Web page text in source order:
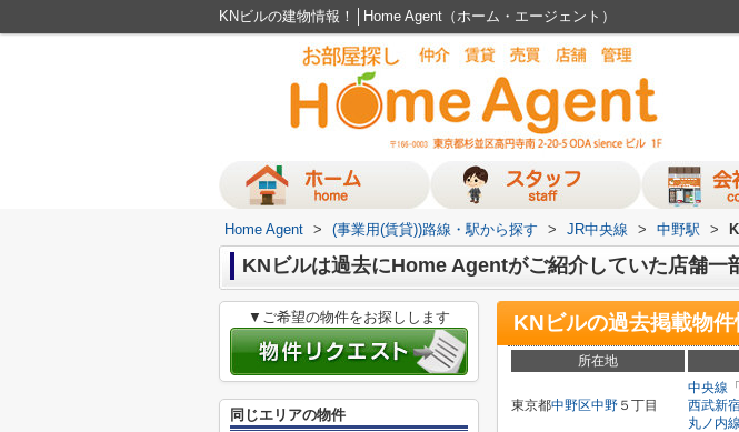
KNビルの建物情報！│Home Agent（ホーム・エージェント）
Home Agent > (事業用(賃貸))路線・駅から探す > JR中央線 > 中野駅 >
KNビルは過去にHome Agentがご紹介していた店舗一
KNビルの過去掲載物件
所在地
東京都中野区中野 ５丁目
中央線 「
西武新
丸ノ内線
▼ご希望の物件をお探しします
同じエリアの物件